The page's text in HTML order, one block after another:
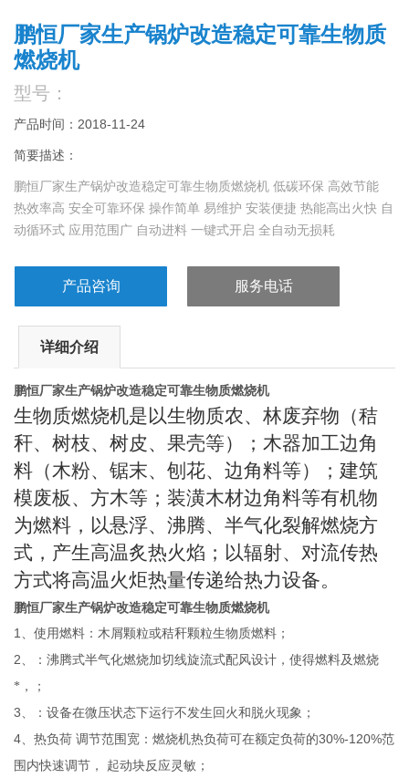
鹏恒厂家生产锅炉改造稳定可靠生物质
燃烧机
型号：
产品时间：2018-11-24
简要描述：
鹏恒厂家生产锅炉改造稳定可靠生物质燃烧机 低碳环保 高效节能
热效率高 安全可靠环保 操作简单 易维护 安装便捷 热能高出火快 自
动循环式 应用范围广 自动进料 一键式开启 全自动无损耗
产品咨询 服务电话
详细介绍
鹏恒厂家生产锅炉改造稳定可靠生物质燃烧机
生物质燃烧机是以生物质农、林废弃物（秸
秆、树枝、树皮、果壳等）；木器加工边角
料（木粉、锯末、刨花、边角料等）；建筑
模废板、方木等；装潢木材边角料等有机物
为燃料，以悬浮、沸腾、半气化裂解燃烧方
式，产生高温炙热火焰；以辐射、对流传热
方式将高温火炬热量传递给热力设备。
鹏恒厂家生产锅炉改造稳定可靠生物质燃烧机
1、使用燃料：木屑颗粒或秸秆颗粒生物质燃料；
2、：沸腾式半气化燃烧加切线旋流式配风设计，使得燃料及燃烧
*，；
3、：设备在微压状态下运行不发生回火和脱火现象；
4、热负荷 调节范围宽：燃烧机热负荷可在额定负荷的30%-120%范
围内快速调节，
起动块反应灵敏；